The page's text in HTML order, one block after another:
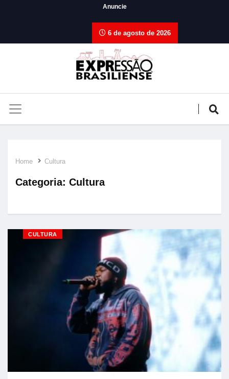
Anuncie
6 de agosto de 2026
Home Cultura
Categoria: Cultura
CULTURA